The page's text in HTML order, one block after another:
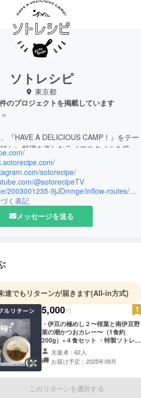
ソトレシピ
東京都
のプロジェクトを掲載しています
『HAVE A DELICIOUS CAMP！』をテー
しい料理を楽しむライフスタイルを提案
ウトドア＆フードメディアです。 約50名
によるキャンプ飯レシピを1,000品以上
を超えるキャンプ系インフルエンサーと
ながら、ユーザーの皆様にキャンプを
だけるような情報を発信しております。
ー数約40万はアウトドア＆フードメディア
sotorecipe/
@sotorecipeTV
https://liff.line.me/2003001235-9jJDmnge/inflow-routes/959e9191b18f7f322f05
く表記
メッセージを送る
達でもリターンが届きます(All-in方式)
5,000円
・伊豆の極めし２〜桜葉と南伊豆野
菜の潮かつおカレー〜（1食約
200g）×４食セット ・特製ソトレシ
ピステッカー（商品サイズ：
8cm×8cm、数量：1枚） ・「伊豆
の極めし」チームよりお礼のメッ
支援者：62人
お届け予定：2025年09月
このリターンを選択する